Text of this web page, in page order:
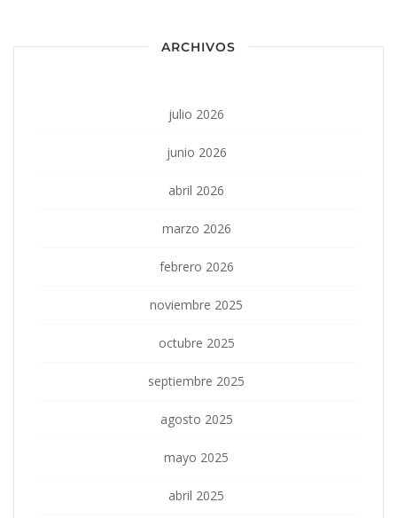
ARCHIVOS
julio 2026
junio 2026
abril 2026
marzo 2026
febrero 2026
noviembre 2025
octubre 2025
septiembre 2025
agosto 2025
mayo 2025
abril 2025